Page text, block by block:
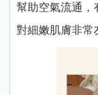
幫助空氣流通，
對細嫩肌膚非常